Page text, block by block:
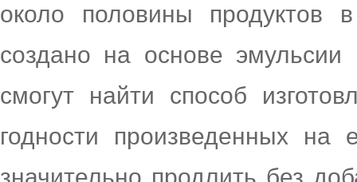
около половины продуктов
создано на основе
смогут найти способ
годности произведенных на